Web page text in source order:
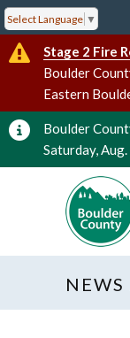
Select Language ▼
Stage 2 Fire
Boulder
Eastern
Boulder
Saturday, Aug.